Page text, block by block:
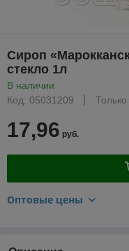
Сироп
стекло 1л
В наличии
Код: 05031209
Только
17,96 руб.
Оптовые цены